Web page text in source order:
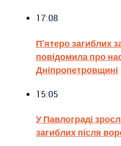
17:08
П’ятеро загиблих
повідомила про
Дніпропетровщині
15:05
У Павлограді
загиблих після